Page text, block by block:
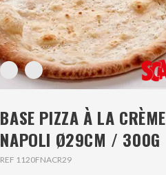
BASE PIZZA À LA CRÈME
NAPOLI Ø29CM / 300G
REF 1120FNACR29